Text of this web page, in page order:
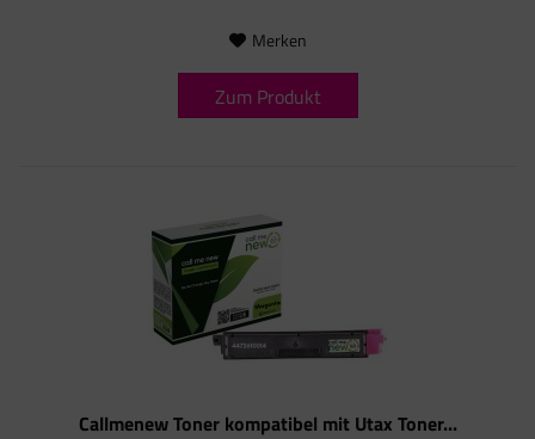
Merken
Zum Produkt
Callmenew Toner kompatibel mit Utax Toner...